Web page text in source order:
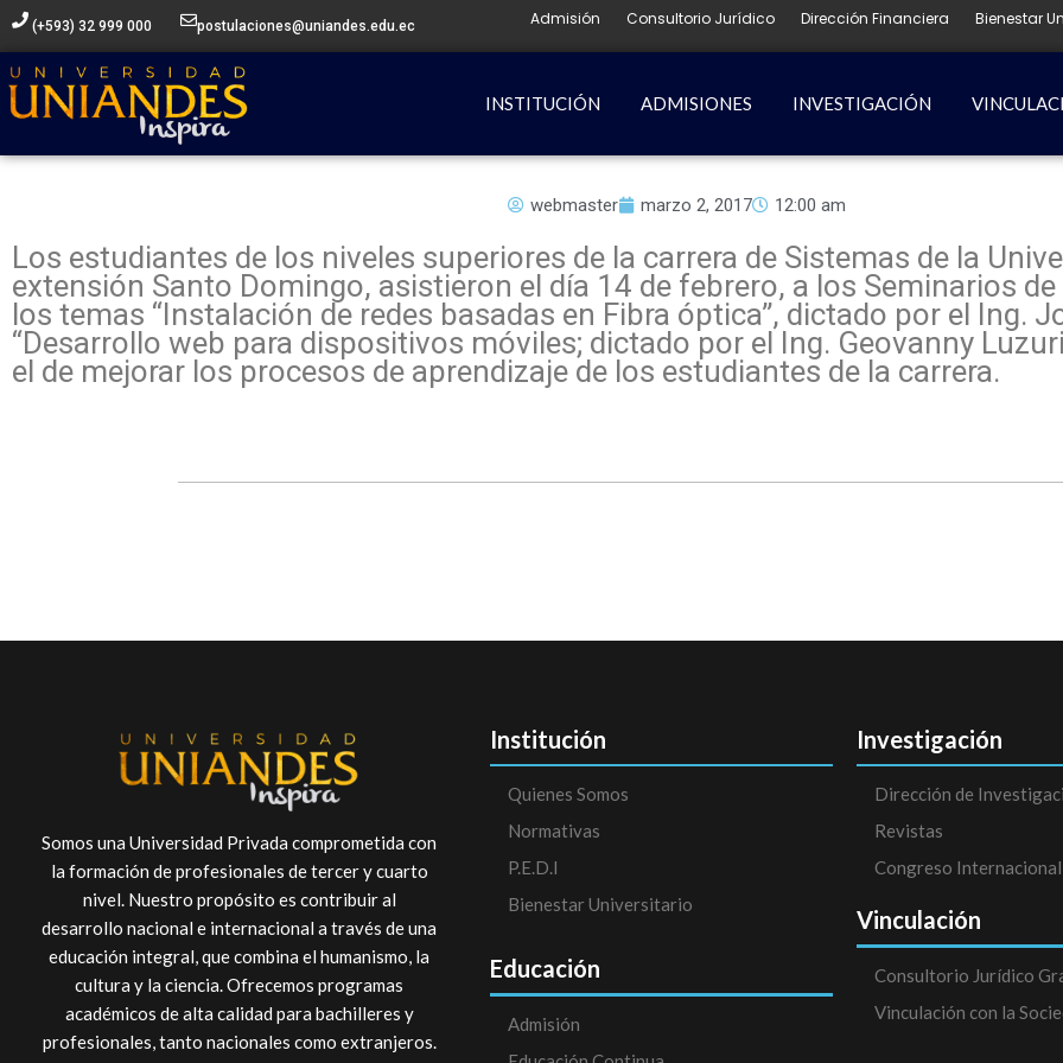
contenido
(+593) 32 999 000 postulaciones@uniandes.edu.ec Admisión Consultorio Jurídico Dirección Financiera Bienestar
INSTITUCIÓN ADMISIONES INVESTIGACIÓN
webmaster marzo 2, 2017 12:00 am
Los estudiantes de los niveles superiores de la carrera de Sistemas de la
extensión Santo Domingo, asistieron el día 14 de febrero, a los Seminarios
los temas “Instalación de redes basadas en Fibra óptica”, dictado por el Ing.
“Desarrollo web para dispositivos móviles; dictado por el Ing. Geovanny
el de mejorar los procesos de aprendizaje de los estudiantes de la carrera.
Somos una Universidad Privada comprometida con
la formación de profesionales de tercer y cuarto
nivel. Nuestro propósito es contribuir al
desarrollo nacional e internacional a través de una
educación integral, que combina el humanismo, la
cultura y la ciencia. Ofrecemos programas
académicos de alta calidad para bachilleres y
profesionales, tanto nacionales como extranjeros.
Institución
Quienes Somos
Normativas
P.E.D.I
Bienestar Universitario
Educación
Admisión
Investigación
Dirección de
Revistas
Congreso Internacional
Vinculación
Consultorio Jurídico
Vinculación con la